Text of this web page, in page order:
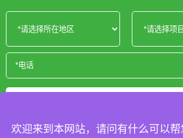
欢迎来到本网站，请问有什么可以帮